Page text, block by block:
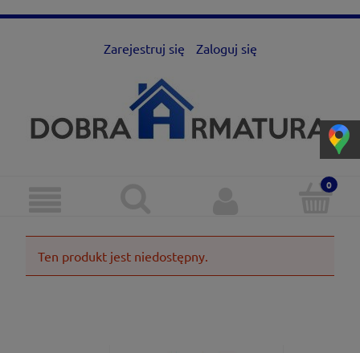
Zarejestruj się Zaloguj się
Ten produkt jest niedostępny.